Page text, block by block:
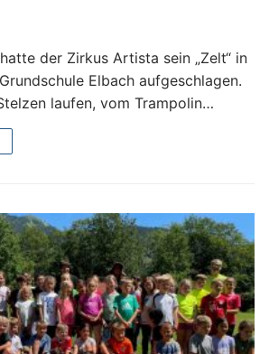
der Zirkus Artista sein „Zelt“ in
Elbach aufgeschlagen.
laufen, vom Trampolin…